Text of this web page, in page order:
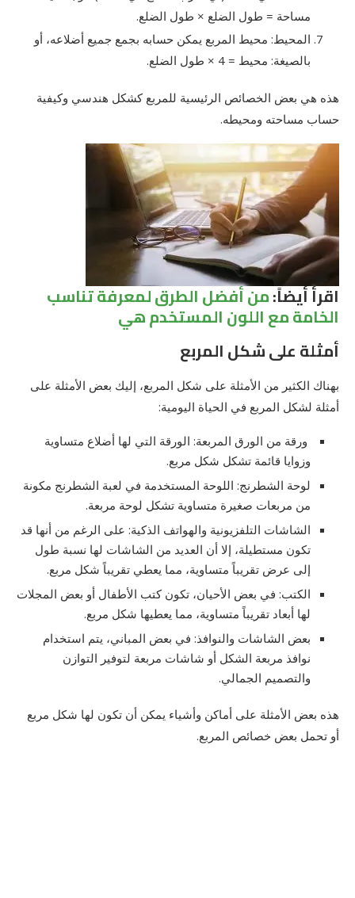
مساحة = طول الضلع × طول الضلع.
المحيط: محيط المربع يمكن حسابه بجمع جميع أضلاعه، أو
بالصيغة: محيط = 4 × طول الضلع.
هذه هي بعض الخصائص الرئيسية للمربع كشكل هندسي وكيفية
حساب مساحته ومحيطه.
اقرأ أيضاً:من أفضل الطرق لمعرفة تناسب
الخامة مع اللون المستخدم هي
أمثلة على شكل المربع
بهناك الكثير من الأمثلة على شكل المربع، إليك بعض الأمثلة على
أمثلة لشكل المربع في الحياة اليومية:
ورقة من الورق المربعة: الورقة التي لها أضلاع متساوية
وزوايا قائمة تشكل شكل مربع.
لوحة الشطرنج: اللوحة المستخدمة في لعبة الشطرنج مكونة
من مربعات صغيرة متساوية تشكل لوحة مربعة.
الشاشات التلفزيونية والهواتف الذكية: على الرغم من أنها قد
تكون مستطيلة، إلا أن العديد من الشاشات لها نسبة طول
إلى عرض تقريباً متساوية، مما يعطي تقريباً شكل مربع.
الكتب: في بعض الأحيان، تكون كتب الأطفال أو بعض المجلات
لها أبعاد تقريباً متساوية، مما يعطيها شكل مربع.
بعض الشاشات والنوافذ: في بعض المباني، يتم استخدام
نوافذ مربعة الشكل أو شاشات مربعة لتوفير التوازن
والتصميم الجمالي.
هذه بعض الأمثلة على أماكن وأشياء يمكن أن تكون لها شكل مربع
أو تحمل بعض خصائص المربع.